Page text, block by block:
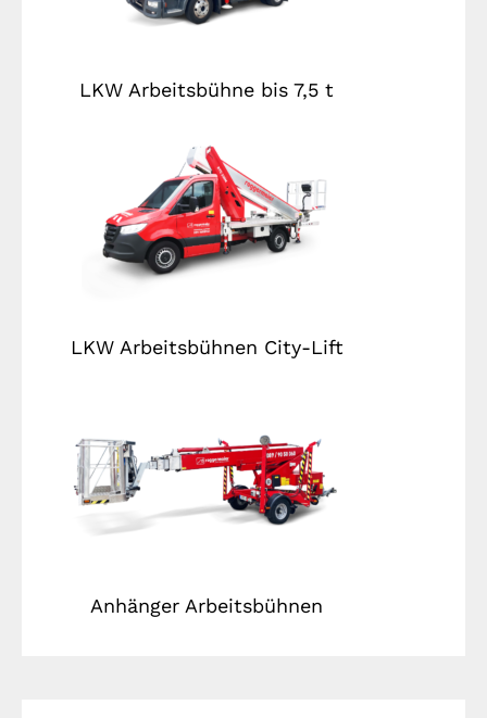
LKW Arbeitsbühne bis 7,5 t
LKW Arbeitsbühnen City-Lift
Anhänger Arbeitsbühnen